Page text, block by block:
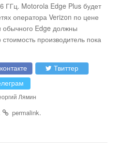
ГГц. Motorola Edge Plus будет
оператора Verizon по цене
Edge должны
производитель пока
Твиттер
Лямин
permalink.